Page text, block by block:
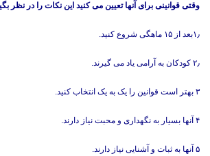
وقتی قوانینی برای آنها تعیین می کنید این نکات را در نظر
۱٫بعد از ۱۵ ماهگی شروع کنید.
۲٫ کودکان به آرامی یاد می گیرند.
۳ بهتر است قوانین را یک به یک انتخاب کنید.
۴ آنها بسیار به نگهداری و محبت نیاز دارند.
۵ آنها به ثبات و آشنایی نیاز دارند.